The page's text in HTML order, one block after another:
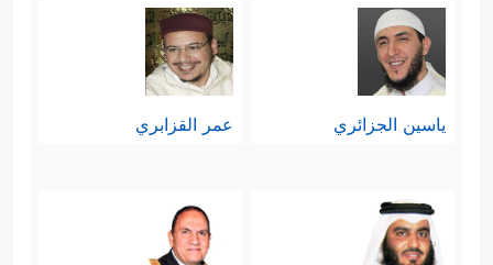
ياسين الجزائري عمر القزابري